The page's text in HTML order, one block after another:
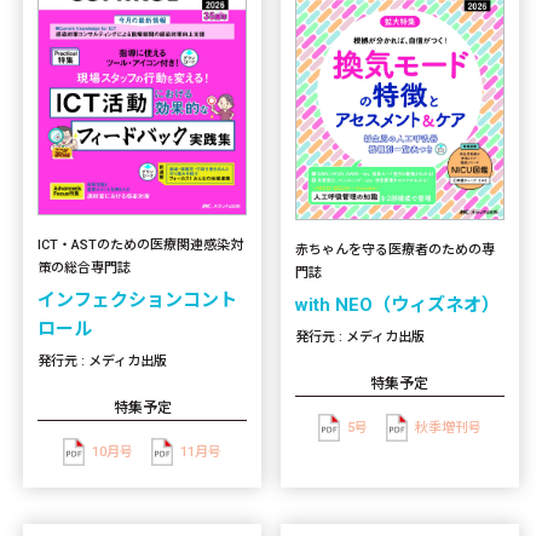
ICT・ASTのための医療関連感染対
策の総合専門誌
インフェクションコント
ロール
発行元 : メディカ出版
特集予定
10月号 11月号
赤ちゃんを守る医療者のための専
門誌
with NEO（ウィズネオ）
発行元 : メディカ出版
特集予定
5号 秋季増刊号